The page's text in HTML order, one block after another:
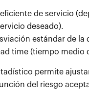
de servicio
deseado).
estándar de la
time (tiempo medio
permite
del riesgo